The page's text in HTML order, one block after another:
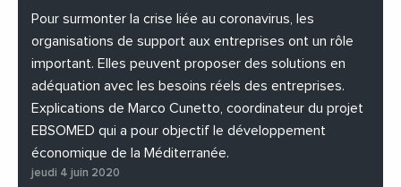
#PhotosEtVideos
Pour surmonter la crise liée au coronavirus, les
organisations de support aux entreprises ont un rôle
important. Elles peuvent proposer des solutions en
adéquation avec les besoins réels des entreprises.
Explications de Marco Cunetto, coordinateur du projet
EBSOMED qui a pour objectif le développement
économique de la Méditerranée.
jeudi 4 juin 2020